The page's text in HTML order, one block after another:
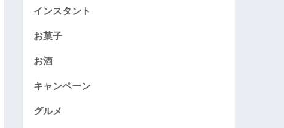
インスタント
お菓子
お酒
キャンペーン
グルメ